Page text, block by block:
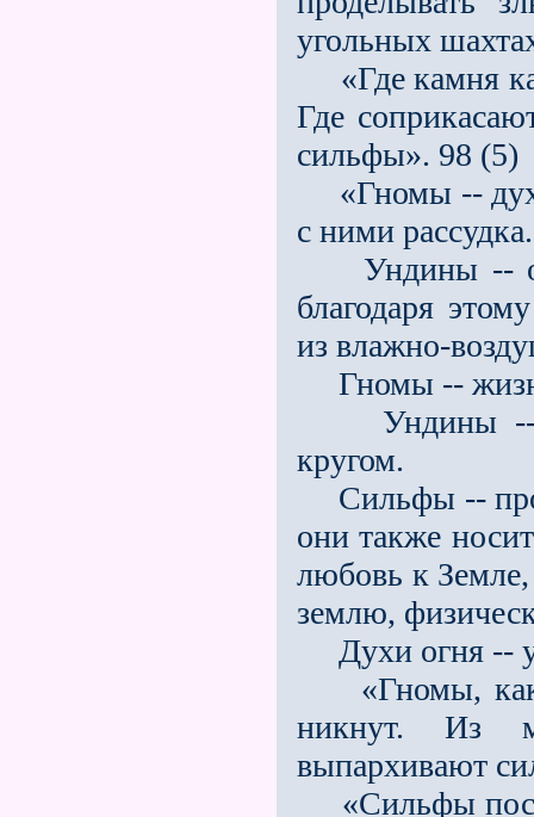
угольных
«Где камня
Где
сильфы». 98 (5)
«Гномы --
с ними рассудка.
Ундины --
благодаря
из влажно-
Гномы --
Ундины --
кругом.
Сильфы --
они также
любовь к
землю,
Духи огня --
«Гномы, как
никнут. Из
выпархивают
«Сильфы